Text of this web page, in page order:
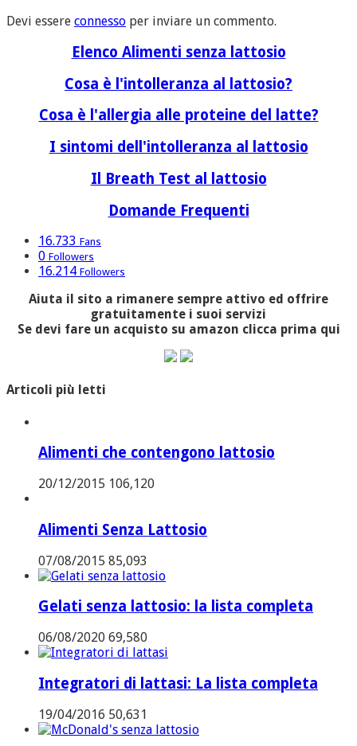
Devi essere connesso per inviare un commento.
Elenco Alimenti senza lattosio
Cosa è l'intolleranza al lattosio?
Cosa è l'allergia alle proteine del latte?
I sintomi dell'intolleranza al lattosio
Il Breath Test al lattosio
Domande Frequenti
16.733 Fans
0 Followers
16.214 Followers
Aiuta il sito a rimanere sempre attivo ed offrire
gratuitamente i suoi servizi
Se devi fare un acquisto su amazon clicca prima qui
Articoli più letti
Alimenti che contengono lattosio
20/12/2015 106,120
Alimenti Senza Lattosio
07/08/2015 85,093
Gelati senza lattosio: la lista completa
06/08/2020 69,580
Integratori di lattasi: La lista completa
19/04/2016 50,631